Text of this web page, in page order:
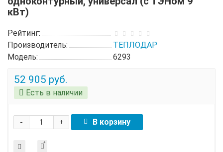
кВт)
Рейтинг:
Производитель:
ТЕПЛОДАР
Модель:
6293
52 905 руб.
Есть в наличии
+
- В корзину